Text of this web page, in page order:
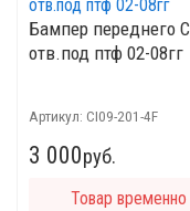
Бампер переднего С
отв.под птф 02-08гг
Артикул: CI09-201-4F
3 000руб.
Товар временно